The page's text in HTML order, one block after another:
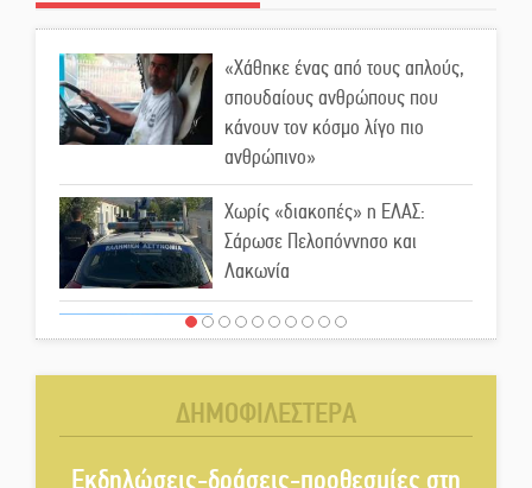
«Χάθηκε ένας από τους απλούς,
σπουδαίους ανθρώπους που
κάνουν τον κόσμο λίγο πιο
ανθρώπινο»
Χωρίς «διακοπές» η ΕΛΑΣ:
Σάρωσε Πελοπόννησο και
Λακωνία
«Έφυγε» ένας γνήσιος Δάσκαλος
«Κλειστά» ανοιχτά προαύλια
στον Δ. Σπάρτης;
ΔΗΜΟΦΙΛΕΣΤΕΡΑ
Εκδηλώσεις-δράσεις-προθεσμίες στη